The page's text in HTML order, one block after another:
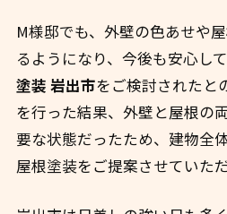
M様邸でも、外壁の色あせや
るようになり、今後も安心し
塗装 岩出市をご検討されたと
を行った結果、外壁と屋根の
要な状態だったため、建物全
屋根塗装をご提案させていた